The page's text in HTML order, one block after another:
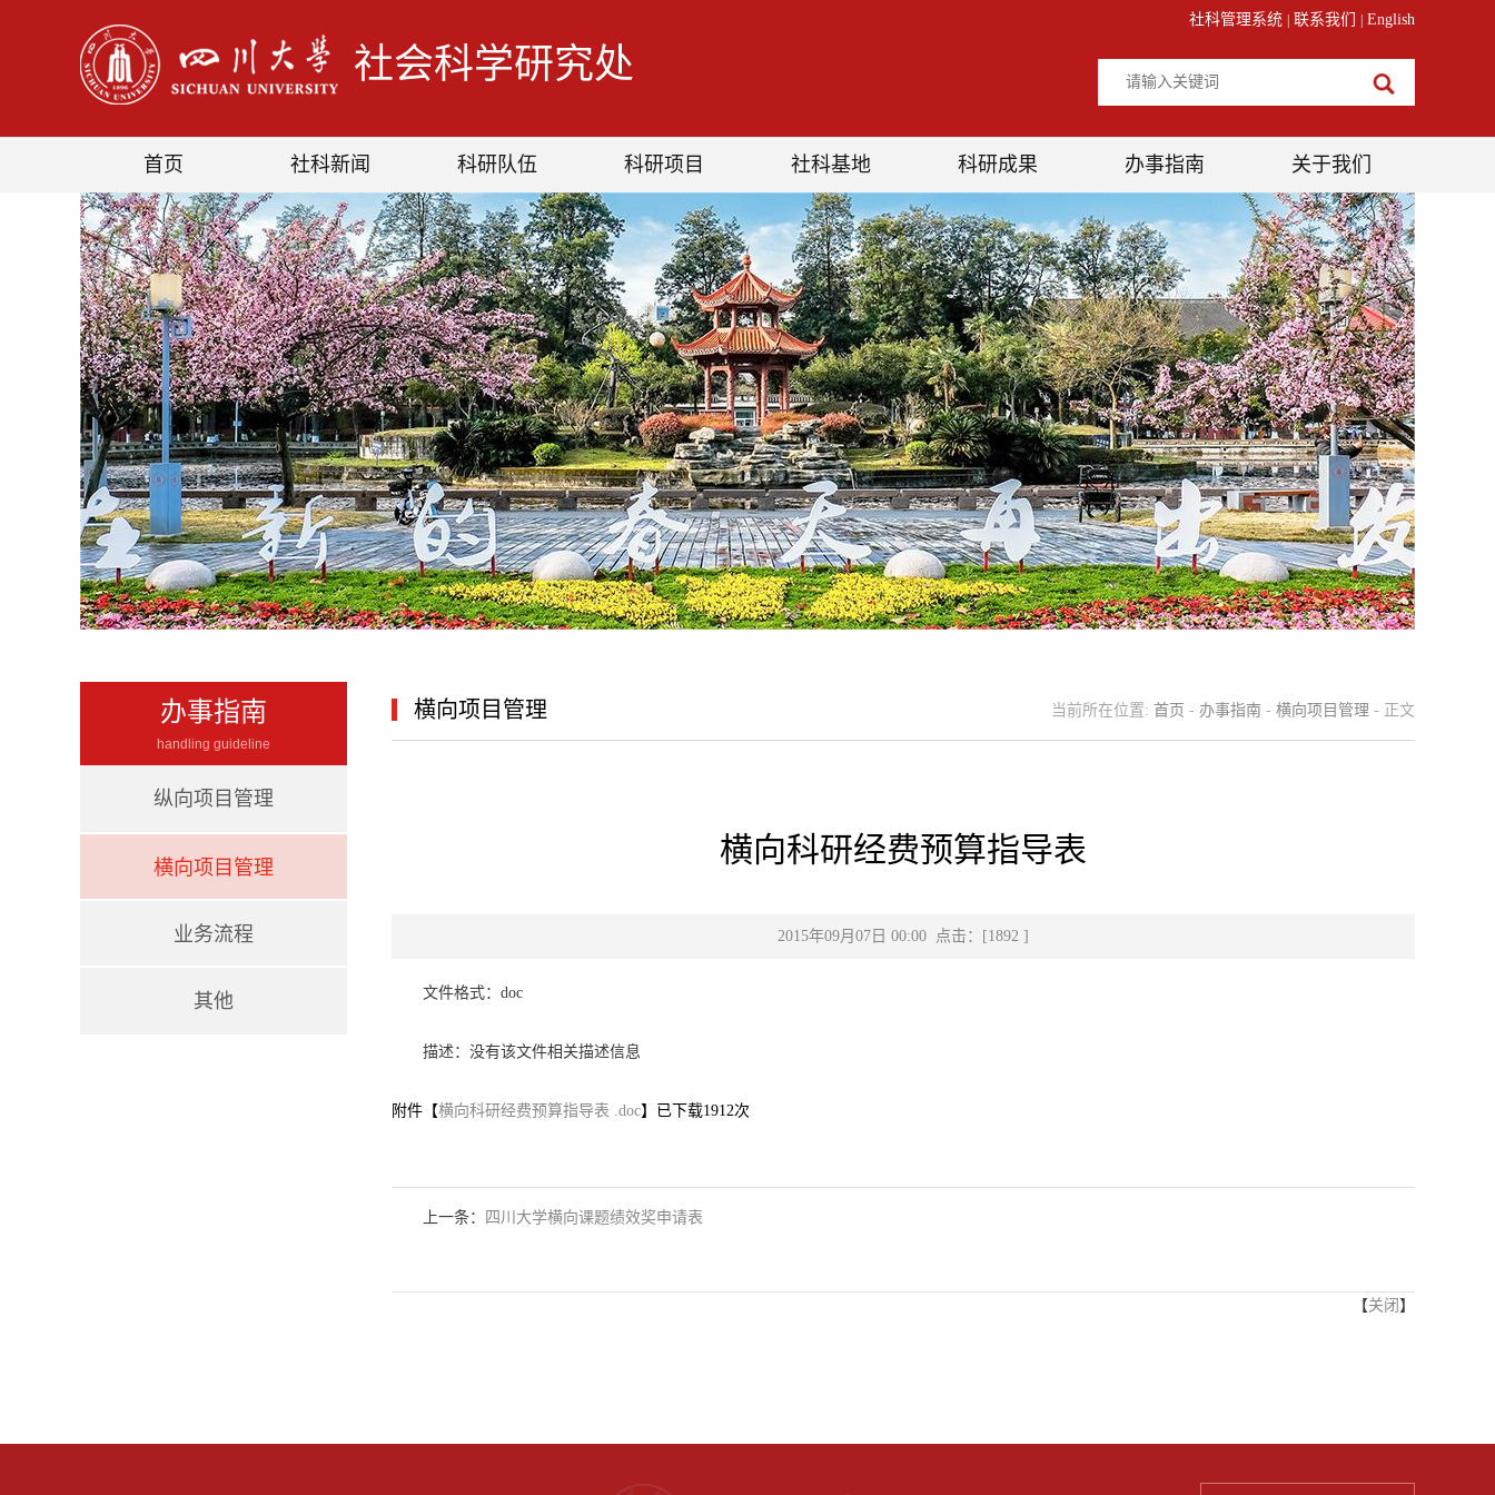
社会科学研究处
社科管理系统 联系我们 English
首页 社科新闻 科研队伍 科研项目 社科基地 科研成果 办事指南 关于我们
办事指南
handling guideline
纵向项目管理
横向项目管理
业务流程
其他
横向项目管理 当前所在位置: 首页 - 办事指南 - 横向项目管理 - 正文
横向科研经费预算指导表
2015年09月07日 00:00 点击：[1892 ]
文件格式：doc
描述：没有该文件相关描述信息
附件【横向科研经费预算指导表 .doc】已下载1912次
上一条： 四川大学横向课题绩效奖申请表
【关闭 】